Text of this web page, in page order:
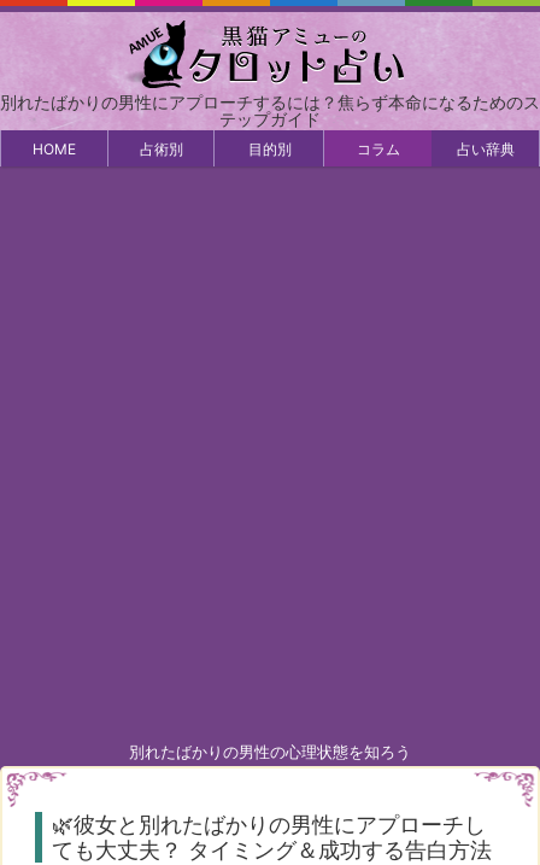
別れたばかりの男性にアプローチするには？焦らず本命になるためのス
テップガイド
HOME 占術別 目的別 コラム 占い辞典
別れたばかりの男性の心理状態を知ろう
🌿彼女と別れたばかりの男性にアプローチし
ても大丈夫？ タイミング＆成功する告白方法